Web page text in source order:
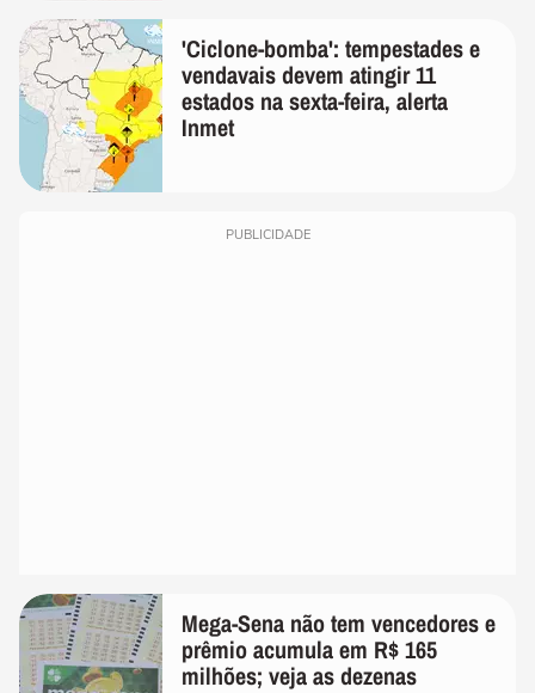
'Ciclone-bomba': tempestades e
vendavais devem atingir 11
estados na sexta-feira, alerta
Inmet
PUBLICIDADE
Mega-Sena não tem vencedores e
prêmio acumula em R$ 165
milhões; veja as dezenas